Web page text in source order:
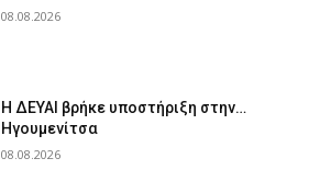
08.08.2026
Η ΔΕΥΑΙ βρήκε υποστήριξη στην…
Ηγουμενίτσα
08.08.2026